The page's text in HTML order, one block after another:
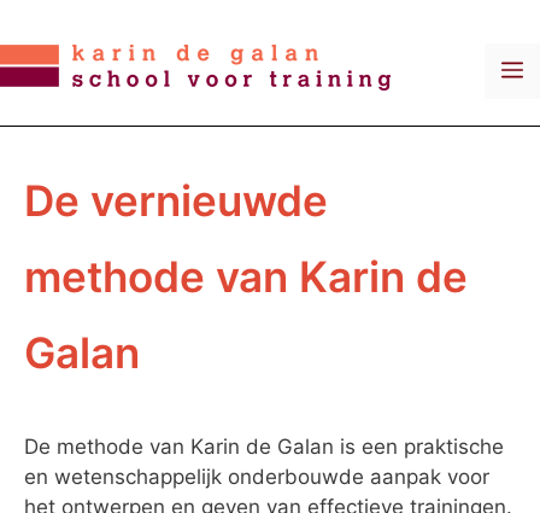
naar
de
De vernieuwde
methode van Karin de
Galan
De methode van Karin de Galan is een praktische
en wetenschappelijk onderbouwde aanpak voor
het ontwerpen en geven van effectieve trainingen.